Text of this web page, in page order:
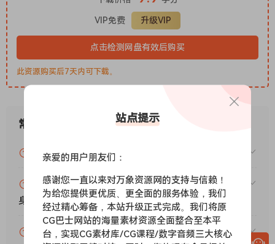
and ready to go
Your Entire Beat Arsenal
Beatmaker is a virtual drum machine for any genre. Each
title gives you ready-made kits,
grooves, and built-in effects to create polished beats in
seconds
Intelligent Browser
or BPM. Instantly preview kits and loops — even from titles
you don’t own yet.
Advanced Mixing Page
Shape your beats with full control over each track —
adjust volume, pan, filter, ambience, saturation, and route
outputs individually right inside the plugin.
Custom Keyboard Layout
VIP免费 升级VIP
点击检测网盘有效后购买
此资源购买后7天内可下载。
常见问题
VIP资源或免费资源能否做为商业用途？
赞助包月VIP（或包年VIP）后能升级包年（或终
身VIP）吗？
为什么付款了未开通VIP会员？
站点提示
亲爱的用户朋友们：
感谢您一直以来对万象资源网的支持与信赖！
为给您提供更优质、更全面的服务体验，我们
经过精心筹备，本站升级正式完成。我们将原
CG巴士网站的海量素材资源全面整合至本平
台，实现CG素材库/CG课程/数字音频三大核心